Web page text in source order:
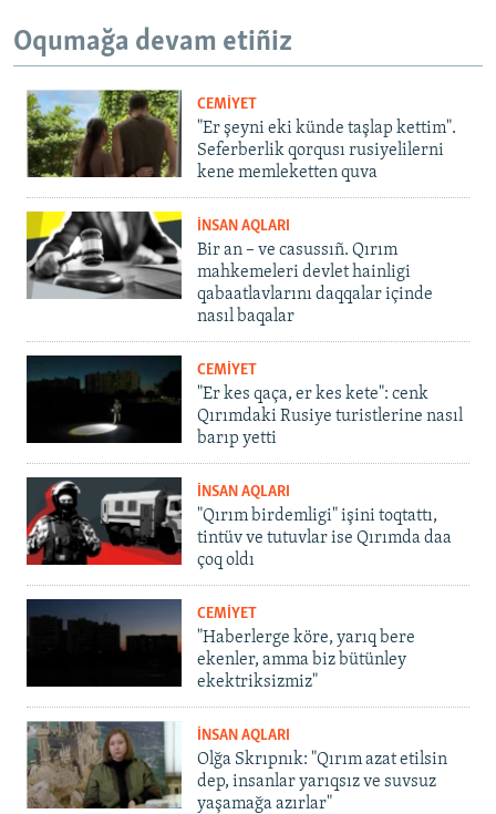
Oqumağa devam etiñiz
CEMİYET
"Er şeyni eki künde taşlap kettim".
Seferberlik qorqusı rusiyelilerni
kene memleketten quva
İNSAN AQLARI
Bir an – ve casussıñ. Qırım
mahkemeleri devlet hainligi
qabaatlavlarını daqqalar içinde
nasıl baqalar
CEMİYET
"Er kes qaça, er kes kete": cenk
Qırımdaki Rusiye turistlerine nasıl
barıp yetti
İNSAN AQLARI
"Qırım birdemligi" işini toqtattı,
tintüv ve tutuvlar ise Qırımda daa
çoq oldı
CEMİYET
"Haberlerge köre, yarıq bere
ekenler, amma biz bütünley
ekektriksizmiz"
İNSAN AQLARI
Olğa Skrıpnık: "Qırım azat etilsin
dep, insanlar yarıqsız ve suvsuz
yaşamağa azırlar"